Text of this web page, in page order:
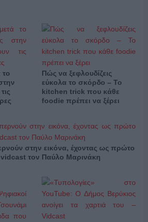
το
Πώς να ξεφλουδίζεις
εύκολα το σκόρδο – Το
kitchen trick που κάθε
foodie πρέπει να ξέρει
στην εικόνα, έχοντας ως πρώτο
τον Παύλο Μαρινάκη